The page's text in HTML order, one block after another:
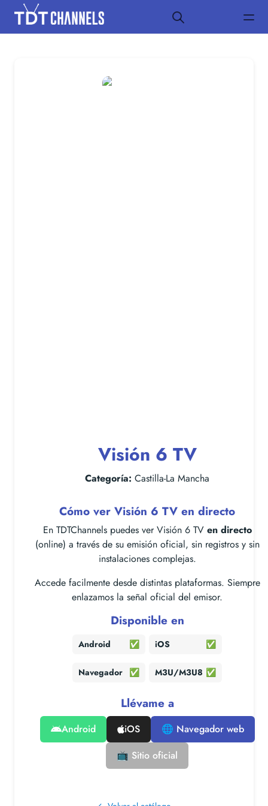
Visión 6 TV
Categoría: Castilla-La Mancha
Cómo ver Visión 6 TV en directo
En TDTChannels puedes ver Visión 6 TV en directo
(online) a través de su emisión oficial, sin registros y sin
instalaciones complejas.
Accede facilmente desde distintas plataformas. Siempre
enlazamos la señal oficial del emisor.
Disponible en
Android ✅ iOS ✅
Navegador ✅ M3U/M3U8 ✅
Llévame a
Android iOS
🌐 Navegador web
📺 Sitio oficial